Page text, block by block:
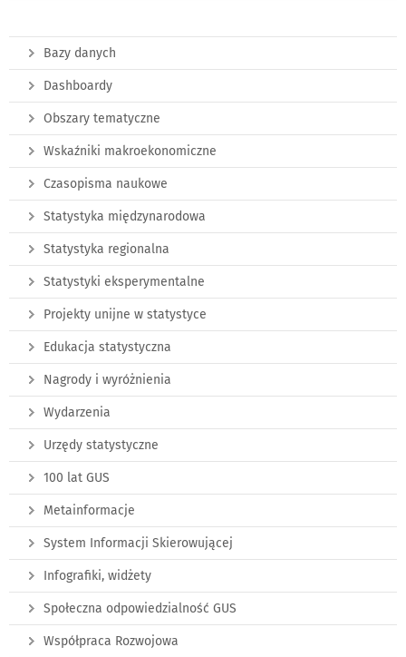
Bazy danych
Dashboardy
Obszary tematyczne
Wskaźniki makroekonomiczne
Czasopisma naukowe
Statystyka międzynarodowa
Statystyka regionalna
Statystyki eksperymentalne
Projekty unijne w statystyce
Edukacja statystyczna
Nagrody i wyróżnienia
Wydarzenia
Urzędy statystyczne
100 lat GUS
Metainformacje
System Informacji Skierowującej
Infografiki, widżety
Społeczna odpowiedzialność GUS
Współpraca Rozwojowa